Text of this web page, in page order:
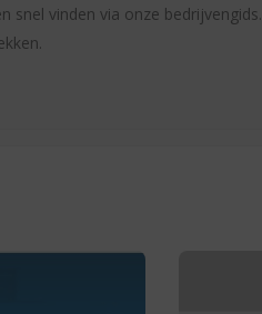
snel vinden via onze bedrijvengids.